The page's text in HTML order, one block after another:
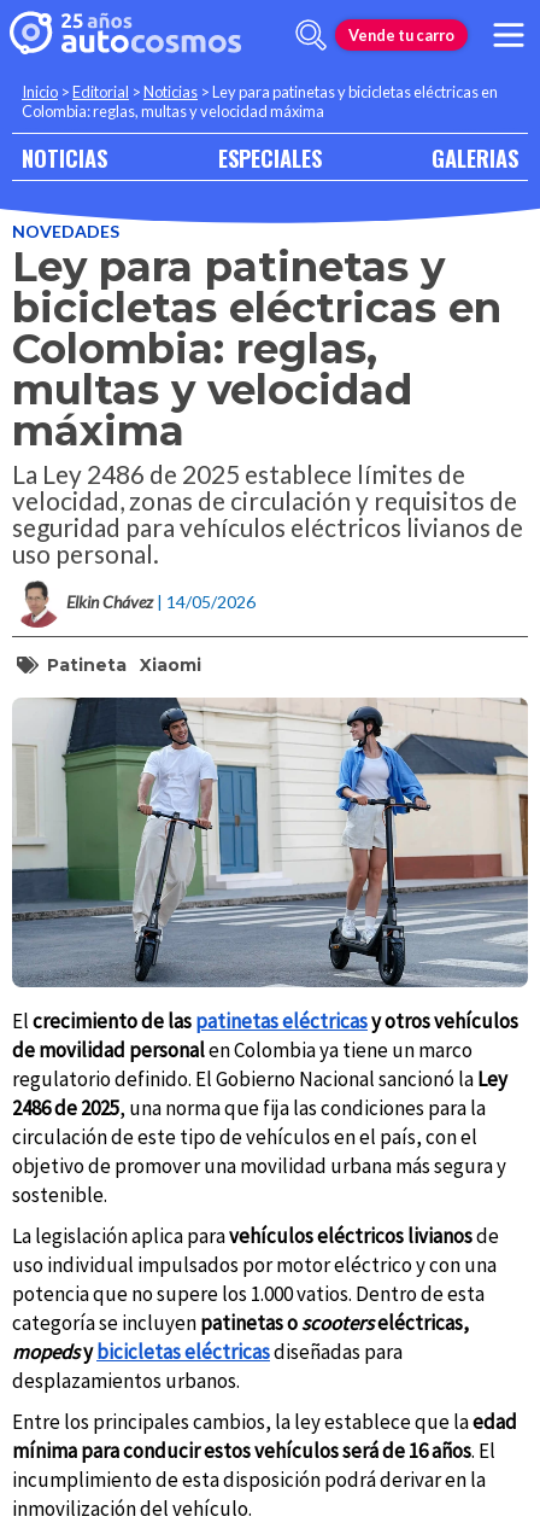
Vende tu carro
Inicio >Editorial >Noticias >Ley para patinetas y bicicletas eléctricas en
Colombia: reglas, multas y velocidad máxima
NOTICIAS ESPECIALES GALERIAS
NOVEDADES
Ley para patinetas y
bicicletas eléctricas en
Colombia: reglas,
multas y velocidad
máxima
La Ley 2486 de 2025 establece límites de
velocidad, zonas de circulación y requisitos de
seguridad para vehículos eléctricos livianos de
uso personal.
Elkin Chávez | 14/05/2026
Patineta Xiaomi
Elcrecimiento de laspatinetas eléctricasy otros vehículos
de movilidad personalen Colombia ya tiene un marco
regulatorio definido. El Gobierno Nacional sancionó laLey
2486 de 2025, una norma que fija las condiciones para la
circulación de este tipo de vehículos en el país, con el
objetivo de promover una movilidad urbana más segura y
sostenible.
La legislación aplica paravehículos eléctricos livianosde
uso individual impulsados por motor eléctrico y con una
potencia que no supere los 1.000 vatios. Dentro de esta
categoría se incluyenpatinetas oscooterseléctricas,
mopedsybicicletas eléctricasdiseñadas para
desplazamientos urbanos.
Entre los principales cambios, la ley establece que laedad
mínima para conducir estos vehículos será de 16 años. El
incumplimiento de esta disposición podrá derivar en la
inmovilización del vehículo.